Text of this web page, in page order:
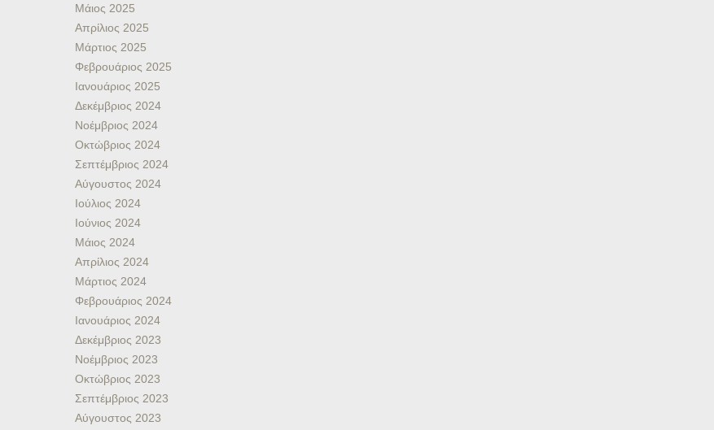
Μάιος 2025
Απρίλιος 2025
Μάρτιος 2025
Φεβρουάριος 2025
Ιανουάριος 2025
Δεκέμβριος 2024
Νοέμβριος 2024
Οκτώβριος 2024
Σεπτέμβριος 2024
Αύγουστος 2024
Ιούλιος 2024
Ιούνιος 2024
Μάιος 2024
Απρίλιος 2024
Μάρτιος 2024
Φεβρουάριος 2024
Ιανουάριος 2024
Δεκέμβριος 2023
Νοέμβριος 2023
Οκτώβριος 2023
Σεπτέμβριος 2023
Αύγουστος 2023